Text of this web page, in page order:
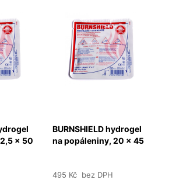
x 50
BURNSHIELD hydrogel
na popáleniny, 20 x 45
495 Kč bez DPH